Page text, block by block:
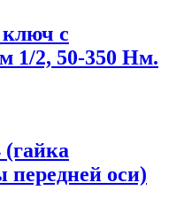
с
1/2, 50-350 Нм.
оси)